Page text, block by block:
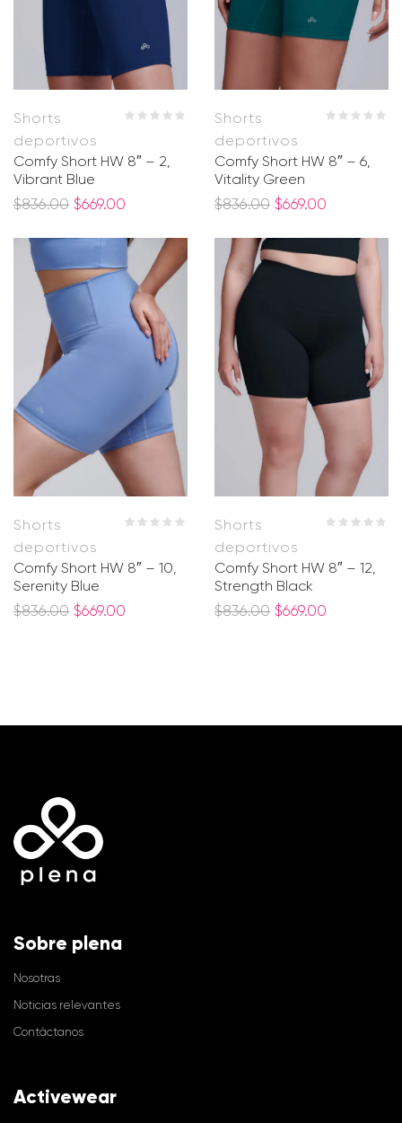
Shorts
deportivos
Comfy Short HW 8″ – 2,
Vibrant Blue
$836.00 $669.00
Shorts
deportivos
Comfy Short HW 8″ – 6,
Vitality Green
$836.00 $669.00
Shorts
deportivos
Comfy Short HW 8″ – 10,
Serenity Blue
$836.00 $669.00
Shorts
deportivos
Comfy Short HW 8″ – 12,
Strength Black
$836.00 $669.00
Sobre plena
Nosotras
Noticias relevantes
Contáctanos
Activewear